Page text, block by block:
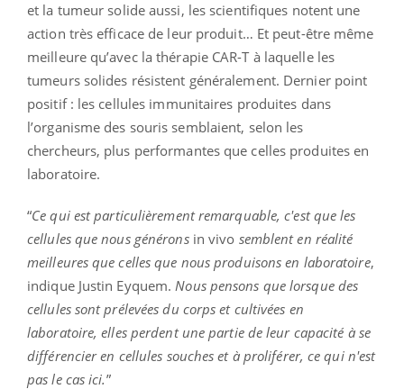
et la tumeur solide aussi, les scientifiques notent une
action très efficace de leur produit… Et peut-être même
meilleure qu’avec la thérapie CAR-T à laquelle les
tumeurs solides résistent généralement. Dernier point
positif : les cellules immunitaires produites dans
l’organisme des souris semblaient, selon les
chercheurs, plus performantes que celles produites en
laboratoire.
“Ce qui est particulièrement remarquable, c'est que les
cellules que nous générons in vivo semblent en réalité
meilleures que celles que nous produisons en laboratoire,
indique Justin Eyquem.Nous pensons que lorsque des
cellules sont prélevées du corps et cultivées en
laboratoire, elles perdent une partie de leur capacité à se
différencier en cellules souches et à proliférer, ce qui n'est
pas le cas ici.”